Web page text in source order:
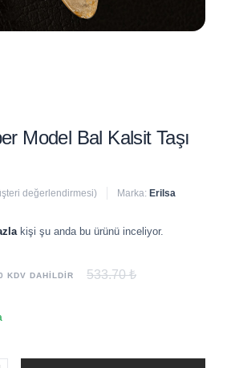
Model Bal Kalsit Taşı
değerlendirmesi) Marka: Erilsa
kişi şu anda bu ürünü inceliyor.
KDV DAHİLDİR 533.70 ₺